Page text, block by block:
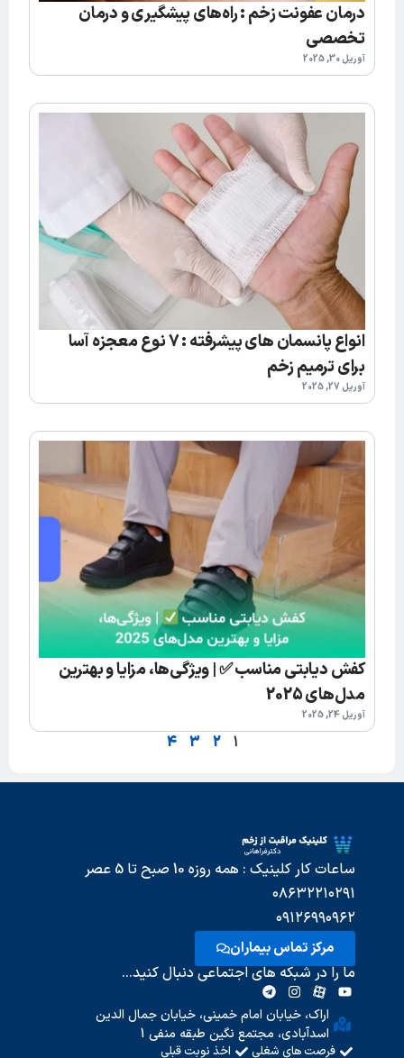
درمان عفونت زخم : راه‌های پیشگیری و درمان
تخصصی
آوریل 30, 2025
انواع پانسمان های پیشرفته : 7 نوع معجزه آسا
برای ترمیم زخم
آوریل 27, 2025
کفش دیابتی مناسب ✅ | ویژگی‌ها، مزایا و بهترین
مدل‌های 2025
آوریل 24, 2025
1
2
3
4
ساعات کار کلینیک : همه روزه 10 صبح تا 5 عصر
۰۸۶۳۲۲۱۰۲۹۱
۰۹۱۲۶۹۹۰۹۶۲
مرکز تماس بیماران
ما را در شبکه های اجتماعی دنبال کنید...
اراک، خیابان امام خمینی، خیابان جمال الدین
اسدآبادی، مجتمع نگین طبقه منفی 1
فرصت های شغلی اخذ نوبت قبلی